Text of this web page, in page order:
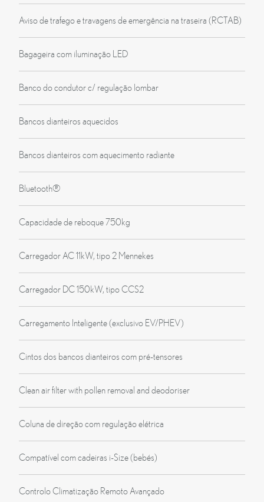
Aviso de trafego e travagens de emergência na traseira (RCTAB)
Bagageira com iluminação LED
Banco do condutor c/ regulação lombar
Bancos dianteiros aquecidos
Bancos dianteiros com aquecimento radiante
Bluetooth®
Capacidade de reboque 750kg
Carregador AC 11kW, tipo 2 Mennekes
Carregador DC 150kW, tipo CCS2
Carregamento Inteligente (exclusivo EV/PHEV)
Cintos dos bancos dianteiros com pré-tensores
Clean air filter with pollen removal and deodoriser
Coluna de direção com regulação elétrica
Compatível com cadeiras i-Size (bebés)
Controlo Climatização Remoto Avançado